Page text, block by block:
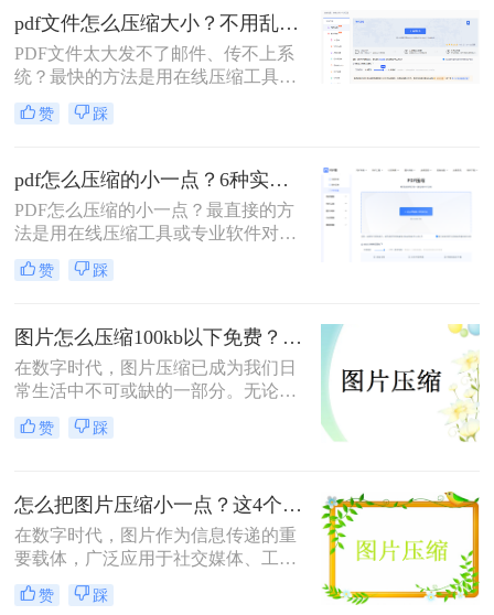
某些网站或系统时，文件大小常常受
到限制，例如100KB。那么png怎么
压缩到100k以下免费呢？为了帮助您
解决这个问题，本文将介绍三种免费
且高效的PNG图片压缩方法，确保在
不影响图片质量的前提下，有效减小
pdf文件怎么压缩大小？不用乱试！这几个实测有用！
PDF文件太大发不了邮件、传不上系
统？最快的方法是用在线压缩工具，
推荐转转大师——不用安装软件，打
开网页就能压缩，操作简单，几步搞
全部列出来，照着做就行。
赞 踩
pdf怎么压缩的小一点？6种实用方法详解（2026最新）
PDF怎么压缩的小一点？最直接的方
法是用在线压缩工具或专业软件对
PDF文件进行重新编码和优化，通过
降低图片分辨率、压缩内嵌字体、去
可读的前提下将文件体积缩小到原来
的10%~50%。
赞 踩
图片怎么压缩100kb以下免费？试试这3种压缩方法！
在数字时代，图片压缩已成为我们日
常生活中不可或缺的一部分。无论是
为了节省存储空间，还是为了满足网
络上传的限制，将图片压缩至100KB
三种免费的图片压缩方法，帮助您轻
松实现图片压缩。
赞 踩
怎么把图片压缩小一点？这4个方法都可以！赶紧试试！
在数字时代，图片作为信息传递的重
要载体，广泛应用于社交媒体、工作
文档、在线购物等多个领域。然而，
高清图片往往伴随着庞大的文件体
赞 踩